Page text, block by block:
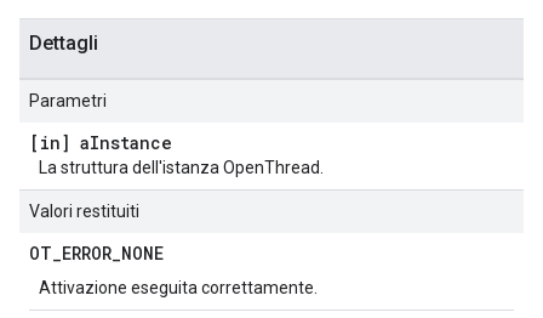
Dettagli
Parametri
[in] aInstance
La struttura dell'istanza OpenThread.
Valori restituiti
OT_ERROR_NONE
Attivazione eseguita correttamente.